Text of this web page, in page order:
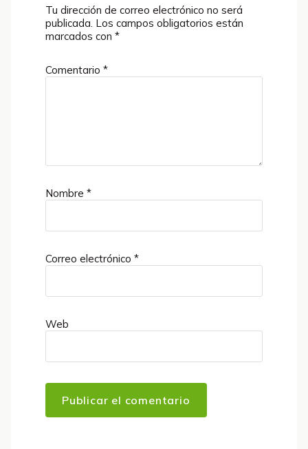
Tu dirección de correo electrónico no será
publicada. Los campos obligatorios están
marcados con *
Comentario *
Nombre *
Correo electrónico *
Web